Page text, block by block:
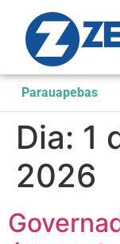
Parauapebas
Dia: 1
2026